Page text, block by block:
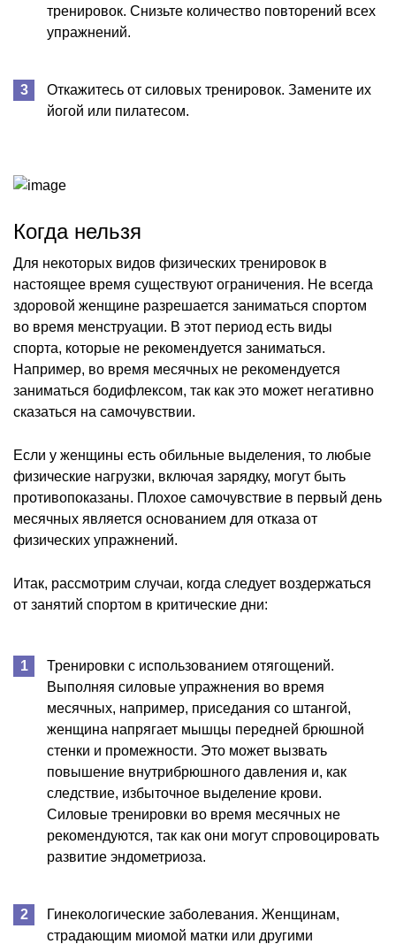
тренировок. Снизьте количество повторений всех
упражнений.
Откажитесь от силовых тренировок. Замените их
йогой или пилатесом.
Когда нельзя
Для некоторых видов физических тренировок в
настоящее время существуют ограничения. Не всегда
здоровой женщине разрешается заниматься спортом
во время менструации. В этот период есть виды
спорта, которые не рекомендуется заниматься.
Например, во время месячных не рекомендуется
заниматься бодифлексом, так как это может негативно
сказаться на самочувствии.
Если у женщины есть обильные выделения, то любые
физические нагрузки, включая зарядку, могут быть
противопоказаны. Плохое самочувствие в первый день
месячных является основанием для отказа от
физических упражнений.
Итак, рассмотрим случаи, когда следует воздержаться
от занятий спортом в критические дни:
Тренировки с использованием отягощений.
Выполняя силовые упражнения во время
месячных, например, приседания со штангой,
женщина напрягает мышцы передней брюшной
стенки и промежности. Это может вызвать
повышение внутрибрюшного давления и, как
следствие, избыточное выделение крови.
Силовые тренировки во время месячных не
рекомендуются, так как они могут спровоцировать
развитие эндометриоза.
Гинекологические заболевания. Женщинам,
страдающим миомой матки или другими